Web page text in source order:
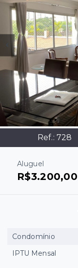
Ref.: 728
Aluguel
R$3.200,00
Condomínio
IPTU Mensal